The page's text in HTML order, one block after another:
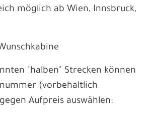
möglich ab Wien, Innsbruck,
"halben" Strecken können
(vorbehaltlich
Aufpreis auswählen: